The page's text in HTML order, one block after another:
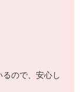
ので、安心し